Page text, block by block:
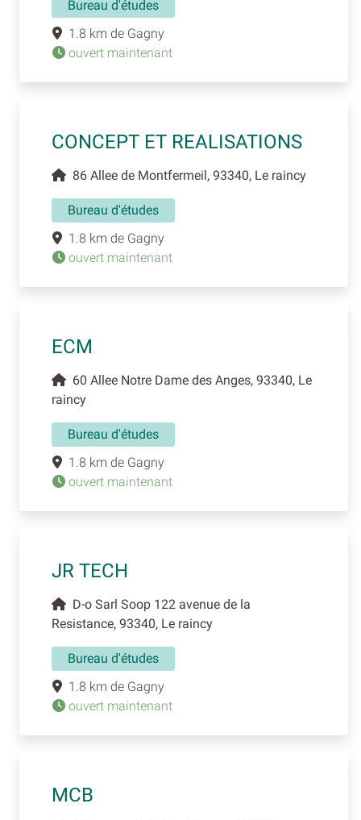
Bureau d'études
1.8 km de Gagny
ouvert maintenant
CONCEPT ET REALISATIONS
86 Allee de Montfermeil, 93340, Le raincy
Bureau d'études
1.8 km de Gagny
ouvert maintenant
ECM
60 Allee Notre Dame des Anges, 93340, Le
raincy
Bureau d'études
1.8 km de Gagny
ouvert maintenant
JR TECH
D-o Sarl Soop 122 avenue de la
Resistance, 93340, Le raincy
Bureau d'études
1.8 km de Gagny
ouvert maintenant
MCB